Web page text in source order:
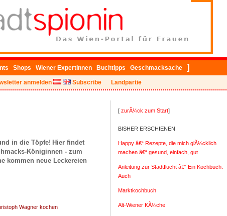
'G-QPGNBE3J4Y');
Shops Wiener ExpertInnen Buchtipps Geschmacksache ]
anmelden Subscribe Landpartie
in die Töpfe! Hier findet
Königinnen - zum
kommen neue Leckereien
Wagner kochen
[ zurÃ¼ck zum Start]
BISHER ERSCHIENEN
Happy â€“ Rezepte, die mich glÃ¼cklich
machen â€“ gesund, einfach, gut
Anleitung zur Stadtflucht â€“ Ein Kochbuch.
Auch
Marktkochbuch
Alt-Wiener KÃ¼che